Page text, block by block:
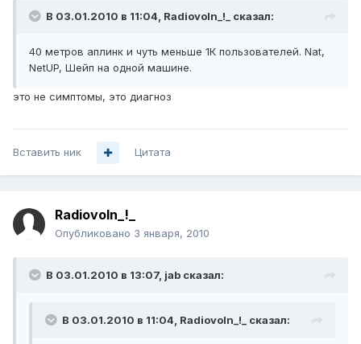
В 03.01.2010 в 11:04, Radiovoln_!_ сказал:
40 метров аплинк и чуть меньше 1К пользователей. Nat,
NetUP, Шейп на одной машине.
это не симптомы, это диагноз
Вставить ник Цитата
Radiovoln_!_
Опубликовано 3 января, 2010
В 03.01.2010 в 13:07, jab сказал:
В 03.01.2010 в 11:04, Radiovoln_!_ сказал: